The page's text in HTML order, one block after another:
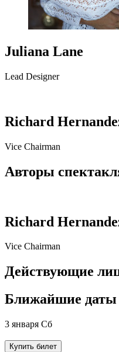
Juliana Lane
Lead Designer
Richard
Vice Chairman
Авторы
Richard
Vice Chairman
Действующие
Ближайшие даты
3 января Сб
Купить билет